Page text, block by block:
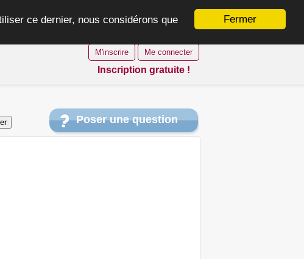
Fermer
ce dernier, nous considérons que
M'inscrire Me connecter
Inscription gratuite !
Poser une question